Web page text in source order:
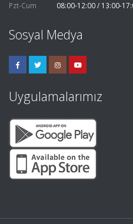
Pzt-Cum 08:00-12:00 / 13:00-
Sosyal Medya
Uygulamalarımız